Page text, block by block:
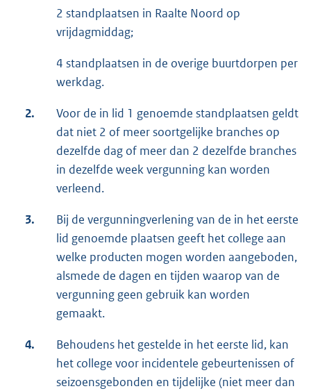
2 standplaatsen in Raalte Noord op
vrijdagmiddag;
4 standplaatsen in de overige buurtdorpen per
werkdag.
2.
Voor de in lid 1 genoemde standplaatsen geldt
dat niet 2 of meer soortgelijke branches op
dezelfde dag of meer dan 2 dezelfde branches
in dezelfde week vergunning kan worden
verleend.
3.
Bij de vergunningverlening van de in het eerste
lid genoemde plaatsen geeft het college aan
welke producten mogen worden aangeboden,
alsmede de dagen en tijden waarop van de
vergunning geen gebruik kan worden
gemaakt.
4.
Behoudens het gestelde in het eerste lid, kan
het college voor incidentele gebeurtenissen of
seizoensgebonden en tijdelijke (niet meer dan